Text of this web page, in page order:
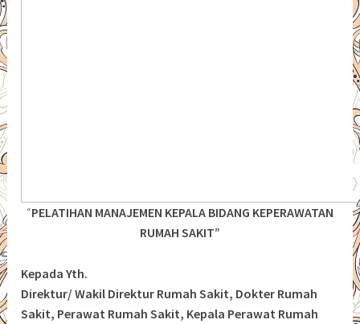
“PELATIHAN MANAJEMEN KEPALA BIDANG KEPERAWATAN
RUMAH SAKIT”
Kepada Yth.
Direktur/ Wakil Direktur Rumah Sakit, Dokter Rumah
Sakit, Perawat Rumah Sakit, Kepala Perawat Rumah